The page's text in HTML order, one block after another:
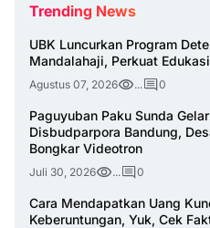
Trending News
UBK Luncurkan Program
Mandalahaji, Perkuat
Agustus 07, 2026 ... 0
Paguyuban Paku Sunda
Disbudparpora Bandung,
Bongkar Videotron
Juli 30, 2026 ... 0
Cara Mendapatkan Uang
Keberuntungan, Yuk, Cek